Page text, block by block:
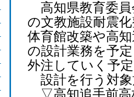
高知県教育委員
の文教施設耐震
体育館改築や高
の設計業務を予
外注していく予
設計を行う対象